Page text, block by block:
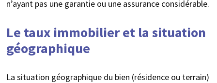
n’ayant pas une garantie ou une assurance considérable.
Le taux immobilier et la situation
géographique
La situation géographique du bien (résidence ou terrain)